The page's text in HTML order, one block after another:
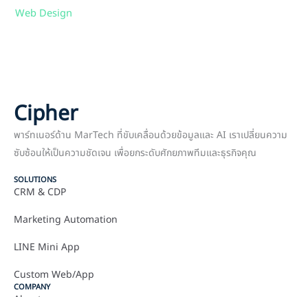
Web Design
Cipher
พาร์ทเนอร์ด้าน MarTech ที่ขับเคลื่อนด้วยข้อมูลและ AI เราเปลี่ยนความ
ซับซ้อนให้เป็นความชัดเจน เพื่อยกระดับศักยภาพทีมและธุรกิจคุณ
SOLUTIONS
CRM & CDP
Marketing Automation
LINE Mini App
Custom Web/App
COMPANY